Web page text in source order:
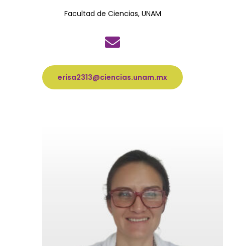
Facultad de Ciencias, UNAM
erisa2313@ciencias.unam.mx